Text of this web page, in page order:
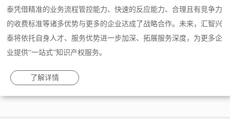
泰凭借精准的业务流程管控能力、快速的反应能力、合理且有竞争力
的收费标准等诸多优势与更多的企业达成了战略合作。未来，汇智兴
泰将依托自身人才、服务优势进一步加深、拓展服务深度，为更多企
业提供“一站式”知识产权服务。
了解详情